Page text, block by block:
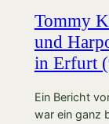
Tommy
und
in Erfurt
Ein Bericht
war ein ganz